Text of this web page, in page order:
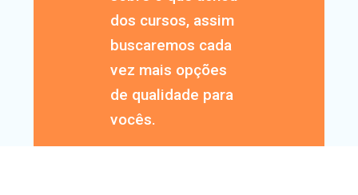
dos cursos, assim
buscaremos cada
vez mais opções
de qualidade para
vocês.